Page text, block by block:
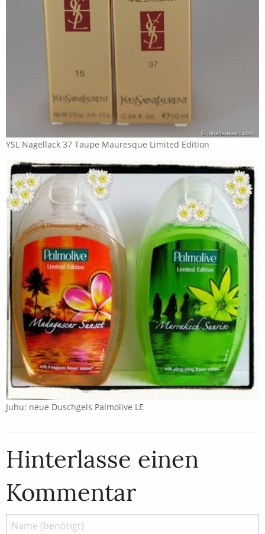
YSL Nagellack 37 Taupe Mauresque Limited Edition
Juhu: neue Duschgels Palmolive LE
Hinterlasse einen
Kommentar